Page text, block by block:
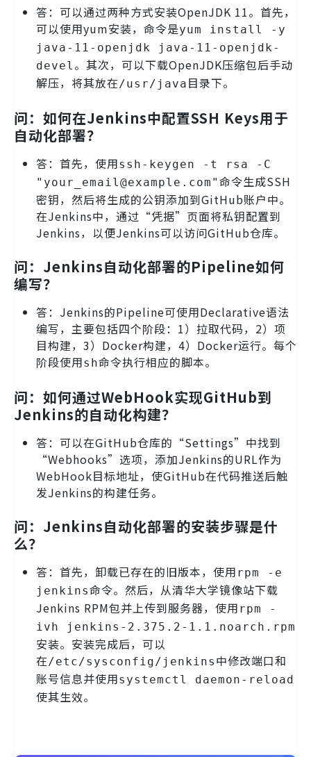
答：可以通过两种方式安装OpenJDK 11。首先，
可以使用yum安装，命令是yum install -y
java-11-openjdk java-11-openjdk-
devel 。其次，可以下载OpenJDK压缩包后手动
解压，将其放在/usr/java 目录下。
问：如何在Jenkins中配置SSH Keys用于
自动化部署？
答：首先，使用ssh-keygen -t rsa -C
"your_email@example.com" 命令生成SSH
密钥，然后将生成的公钥添加到GitHub账户中。
在Jenkins中，通过“凭据”页面将私钥配置到
Jenkins，以便Jenkins可以访问GitHub仓库。
问：Jenkins自动化部署的Pipeline如何
编写？
答：Jenkins的Pipeline可使用Declarative语法
编写，主要包括四个阶段：1）拉取代码，2）项
目构建，3）Docker构建，4）Docker运行。每个
阶段使用sh命令执行相应的脚本。
问：如何通过WebHook实现GitHub到
Jenkins的自动化构建？
答：可以在GitHub仓库的“Settings”中找到
“Webhooks”选项，添加Jenkins的URL作为
WebHook目标地址，使GitHub在代码推送后触
发Jenkins的构建任务。
问：Jenkins自动化部署的安装步骤是什
么？
答：首先，卸载已存在的旧版本，使用 rpm -e
jenkins命令。然后，从清华大学镜像站下载
Jenkins RPM包并上传到服务器，使用 rpm -
ivh jenkins-2.375.2-1.1.noarch.rpm
安装。安装完成后，可以
在/etc/sysconfig/jenkins 中修改端口和
账号信息并使用systemctl daemon-reload
使其生效。